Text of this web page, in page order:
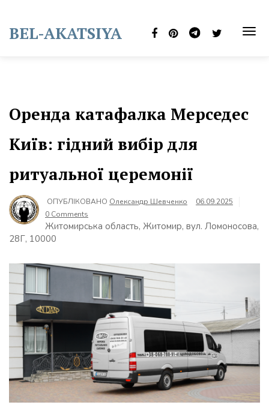
content
BEL-AKATSIYA
Оренда катафалка Мерседес
Київ: гідний вибір для
ритуальної церемонії
ОПУБЛІКОВАНО Олександр Шевченко
06.09.2025
0 Comments
Житомирська область, Житомир, вул. Ломоносова,
28Г, 10000